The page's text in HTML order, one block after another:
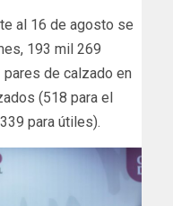
al 16 de agosto se
193 mil 269
de calzado en
(518 para el
para útiles).